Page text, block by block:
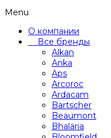
Menu
О компании
Все бренды
Alkan
Anka
Aps
Arcoroc
Ardacam
Bartscher
Beaumont
Bhalaria